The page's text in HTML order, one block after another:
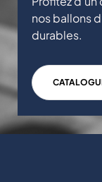
nos ballons
durables.